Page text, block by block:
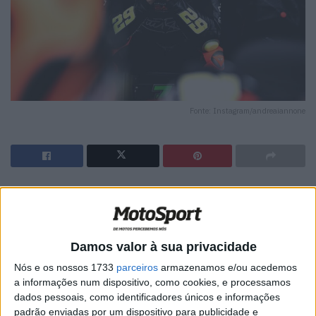
Damos valor à sua privacidade
Nós e os nossos 1733 parceiros armazenamos e/ou acedemos
a informações num dispositivo, como cookies, e processamos
dados pessoais, como identificadores únicos e informações
padrão enviadas por um dispositivo para publicidade e
Fonte: Instagram/andreaiannone
Andrea Iannone fez um regresso vitorioso ao paddock de
MotoGP ao vencer a segunda corrida na sua estreia na
A correr no mesmo circuito de Mugello onde subiu ao
pódio de MotoGP pela Ducati em 2015 e 2016, Iannone